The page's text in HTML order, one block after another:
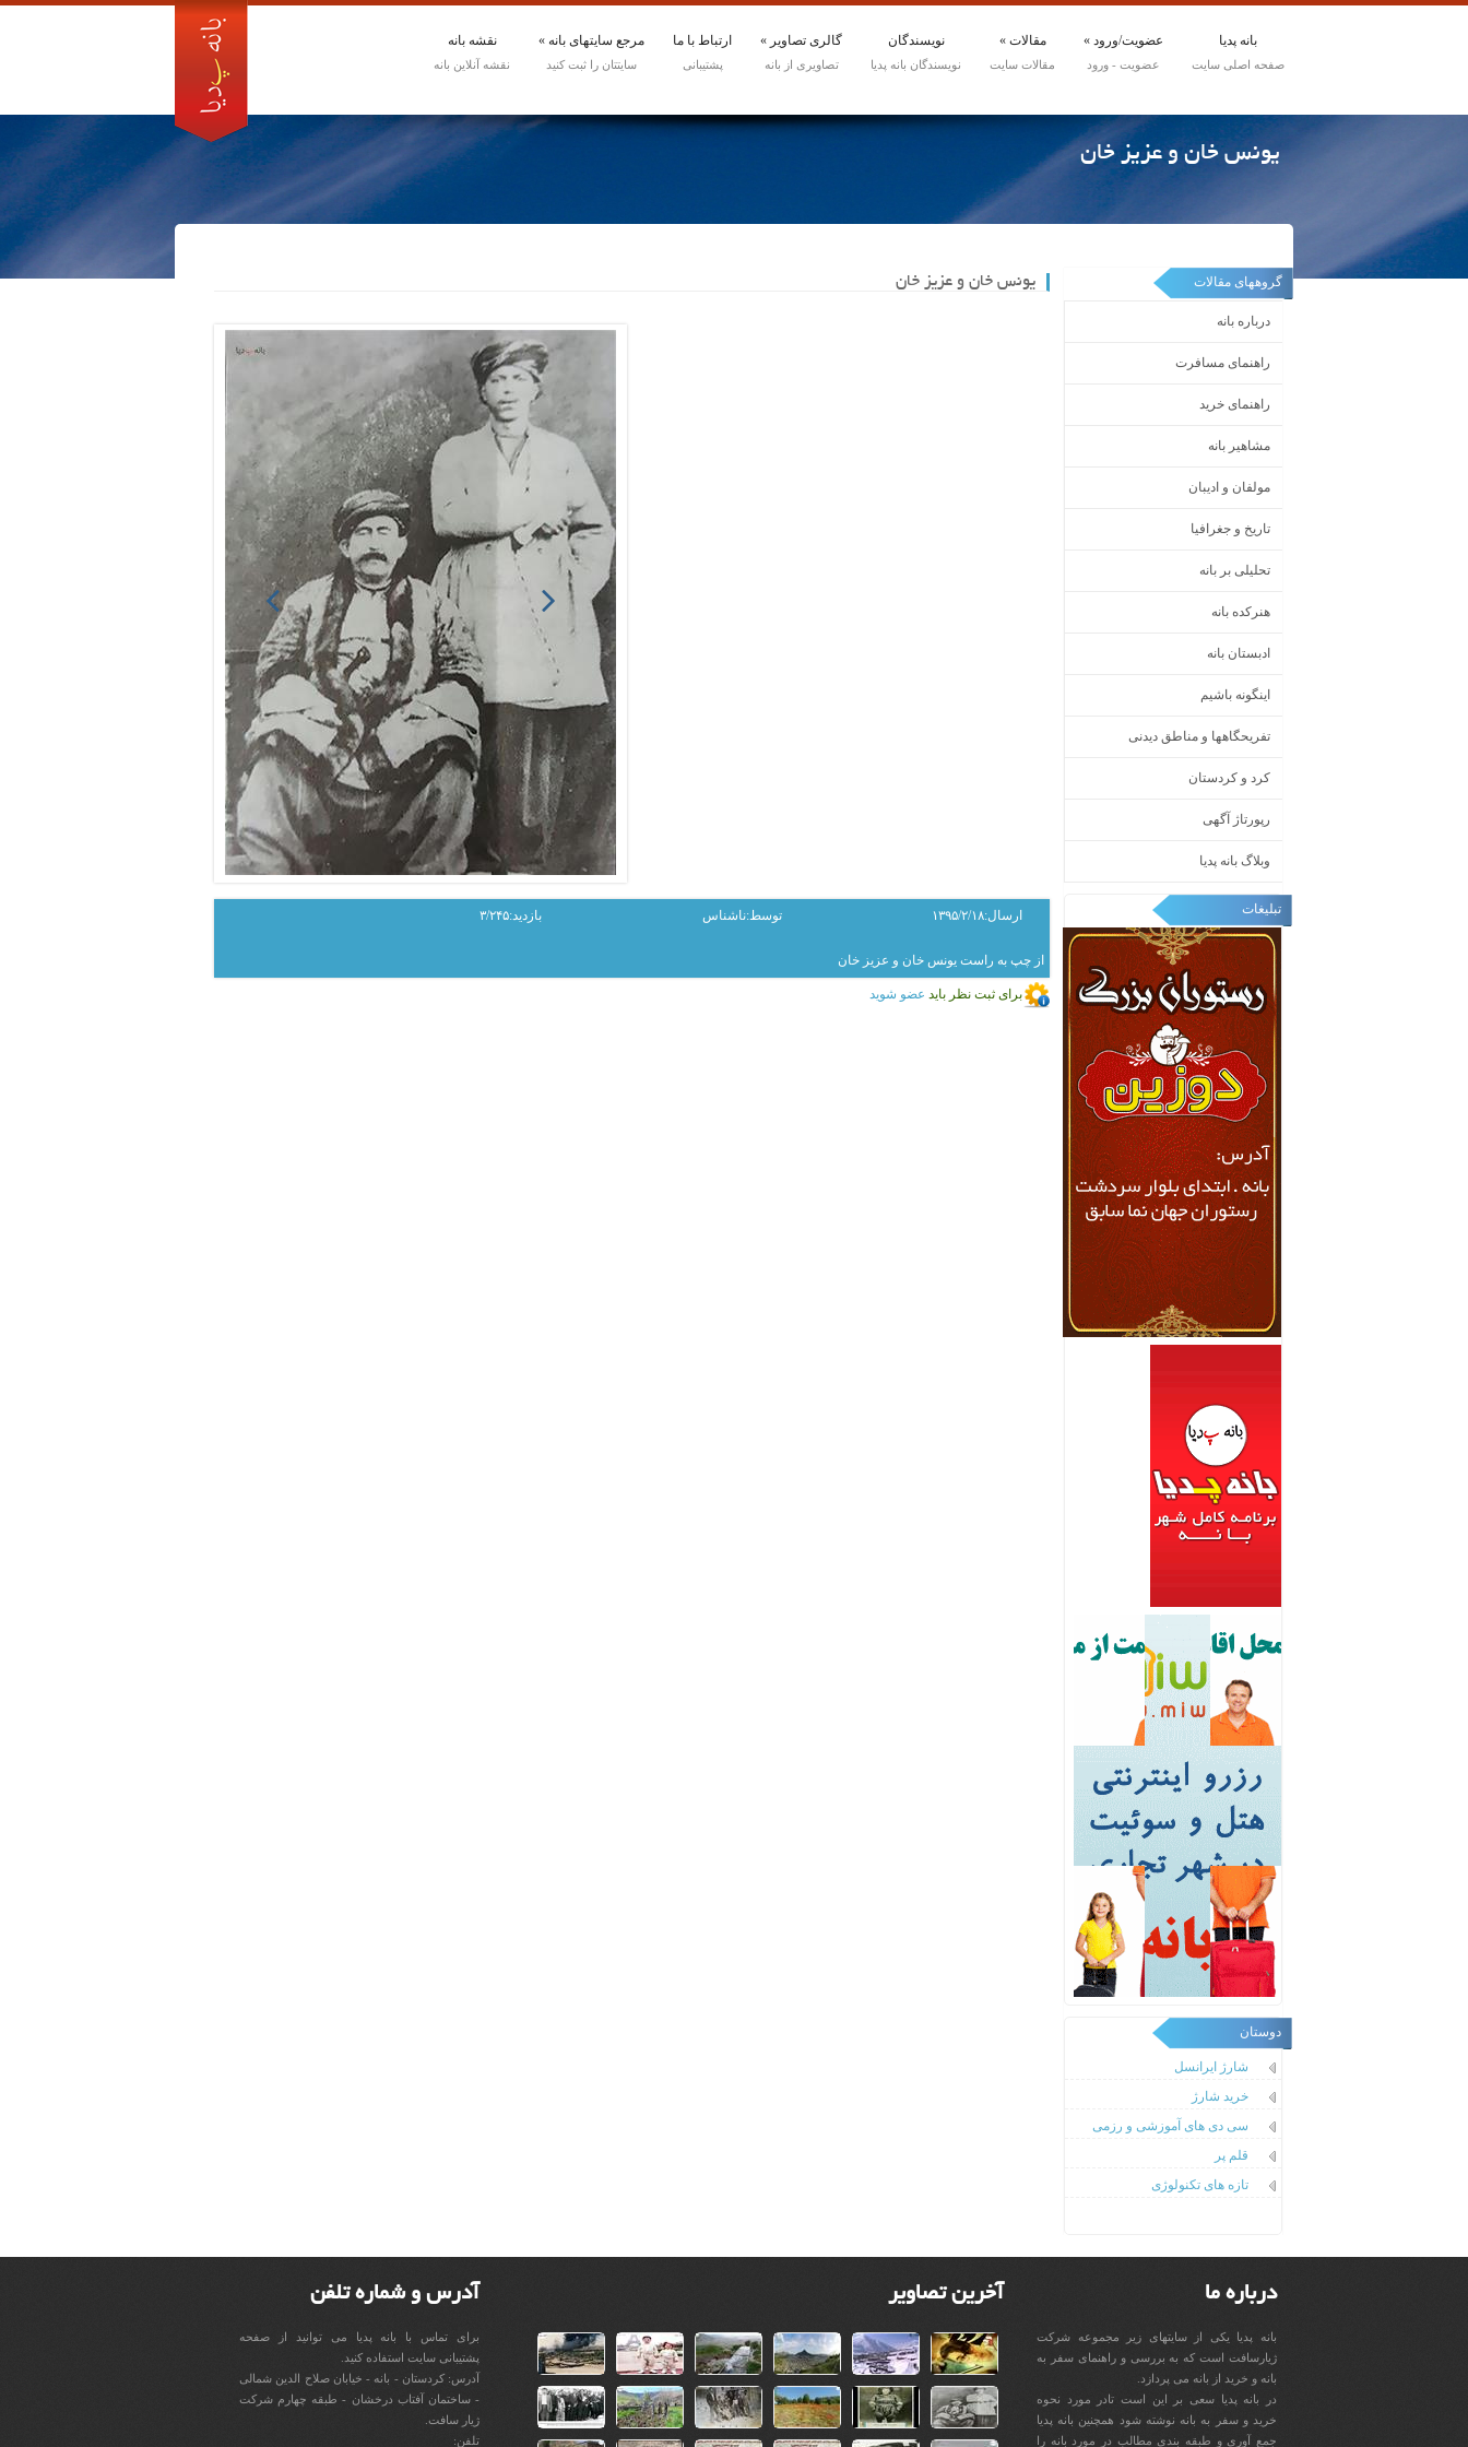
بانه پدیا عضویت/ورود » مقالات » نویسندگان گالری تصاویر » ارتباط با ما مرجع سایتهای بانه » نقشه بانه
یونس خان و عزیز خان
گروههای مقالات
درباره بانه
راهنمای مسافرت
راهنمای خرید
مشاهیر بانه
مولفان و ادیبان
تاریخ و جغرافیا
تحلیلی بر بانه
هنرکده بانه
ادبستان بانه
اینگونه باشیم
تفریحگاهها و مناطق دیدنی
کرد و کردستان
رپورتاژ آگهی
وبلاگ بانه پدیا
تبلیغات
دوستان
شارژ ایرانسل
خرید شارژ
سی دی های آموزشی و رزمی
قلم پر
تازه های تکنولوژی
یونس خان و عزیز خان
ارسال:۱۳۹۵/۲/۱۸ توسط:ناشناس بازدید:۳/۲۴۵
از چپ به راست یونس خان و عزیز خان
برای ثبت نظر باید عضو شوید
درباره ما
بانه پدیا یکی از سایتهای زیر مجموعه شرکت
ژیارسافت است که به بررسی و راهنمای سفر به
بانه و خرید از بانه می پردازد.
در بانه پدیا سعی بر این است تادر مورد نحوه
خرید و سفر به بانه نوشته شود همچنین بانه پدیا
جمع آوری و طبقه بندی مطالب در مورد بانه را
آخرین تصاویر آدرس و شماره تلفن
برای تماس با بانه پدیا می توانید از صفحه
پشتیبانی سایت استفاده کنید.
آدرس: کردستان - بانه - خیابان صلاح الدین شمالی
- ساختمان آفتاب درخشان - طبقه چهارم شرکت
ژیار سافت.
تلفن: